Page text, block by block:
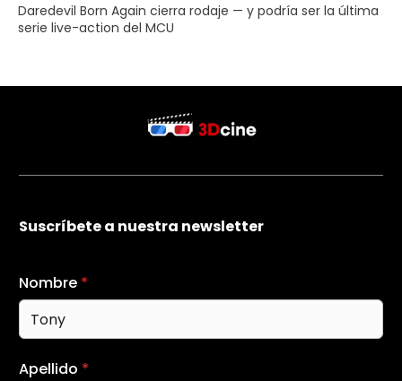
Daredevil Born Again cierra rodaje — y podría ser la última
serie live-action del MCU
Suscríbete a nuestra newsletter
Nombre *
Apellido *